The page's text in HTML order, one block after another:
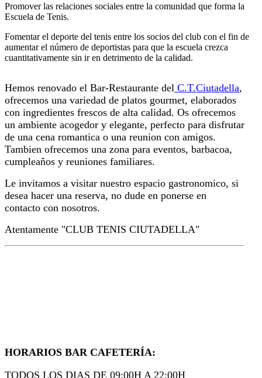
Promover las relaciones sociales entre la comunidad que forma la
Escuela de Tenis.
Fomentar el deporte del tenis entre los socios del club con el fin de
aumentar el número de deportistas para que la escuela crezca
cuantitativamente sin ir en detrimento de la calidad.
Hemos renovado el Bar-Restaurante del C.T.Ciutadella,
ofrecemos una variedad de platos gourmet, elaborados
con ingredientes frescos de alta calidad. Os ofrecemos
un ambiente acogedor y elegante, perfecto para disfrutar
de una cena romantica o una reunion con amigos.
Tambien ofrecemos una zona para eventos, barbacoa,
cumpleaños y reuniones familiares.
Le invitamos a visitar nuestro espacio gastronomico, si
desea hacer una reserva, no dude en ponerse en
contacto con nosotros.
Atentamente "CLUB TENIS CIUTADELLA"
HORARIOS BAR CAFETERÍA:
TODOS LOS DIAS DE 09:00H A 22:00H